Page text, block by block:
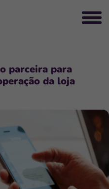
parceira para
da loja